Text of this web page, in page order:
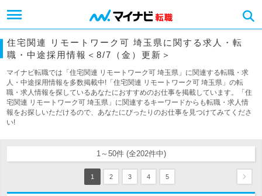
住宅関連 リモートワーク可 埼玉県に関する求人・転
職・中途採用情報＜8/7（金）更新＞
マイナビ転職では「住宅関連 リモートワーク可 埼玉県」に関連する転職・求
人・中途採用情報を多数掲載中!「住宅関連 リモートワーク可 埼玉県」の転
職・求人情報を探しているあなたにおすすめのお仕事を掲載しています。「住
宅関連 リモートワーク可 埼玉県」に関連するキーワードからも転職・求人情
報をお探しいただけるので、あなたにぴったりのお仕事を見つけてみてくださ
い!
1～50件 (全202件中)
1 2 3 4 5